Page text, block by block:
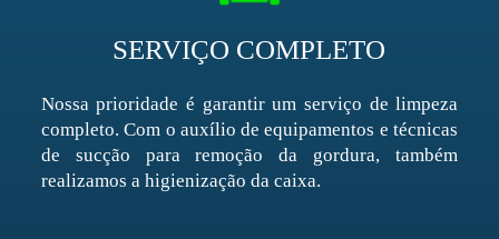
SERVIÇO COMPLETO
Nossa prioridade é garantir um serviço de limpeza
completo. Com o auxílio de equipamentos e técnicas
de sucção para remoção da gordura, também
realizamos a higienização da caixa.